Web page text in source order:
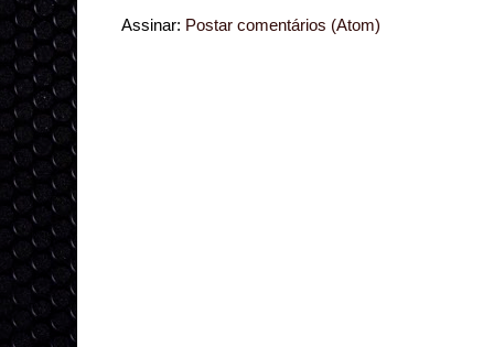
Assinar: Postar comentários (Atom)